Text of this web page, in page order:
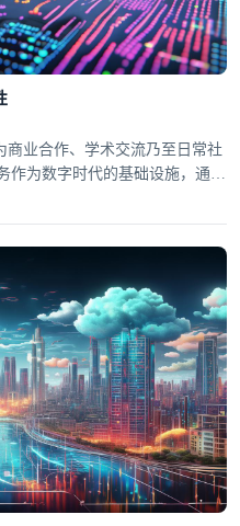
业合作、学术交流乃至日常社
作为数字时代的基础设施，通过
，不仅提升了沟通效率，更成为
体能够建立更深层次的连接。
定义"地球村"的协作